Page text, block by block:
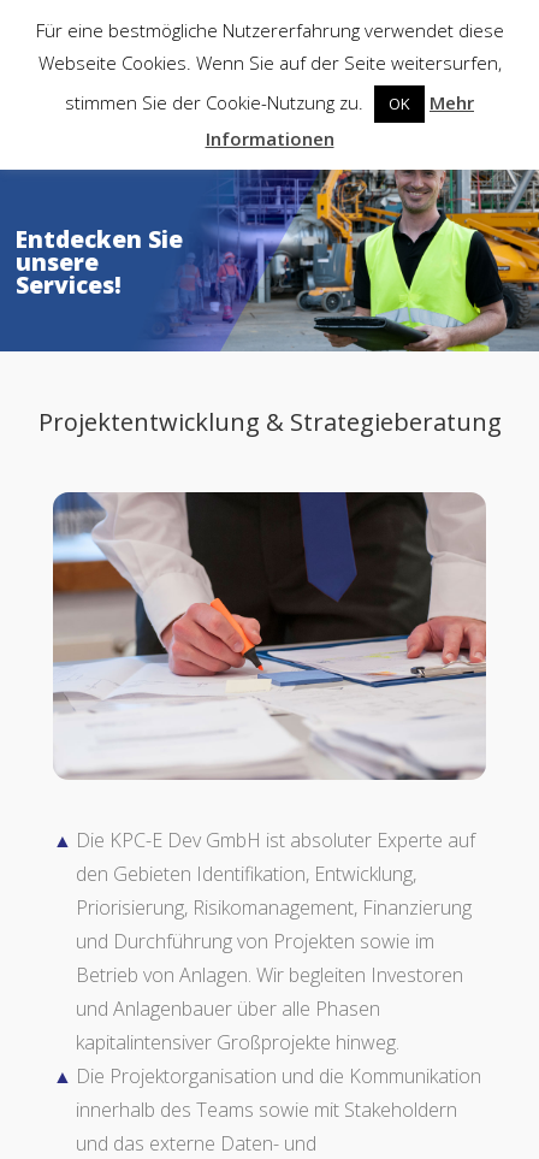
Startseite
Unternehmen
Dienstleistungen
PCTplus
Kontakt
EN
Entdecken Sie
unsere
Services!
Projektentwicklung & Strategieberatung
Die KPC-E Dev GmbH ist absoluter Experte auf
den Gebieten Identifikation, Entwicklung,
Priorisierung, Risikomanagement, Finanzierung
und Durchführung von Projekten sowie im
Betrieb von Anlagen. Wir begleiten Investoren
und Anlagenbauer über alle Phasen
kapitalintensiver Großprojekte hinweg.
Die Projektorganisation und die Kommunikation
innerhalb des Teams sowie mit Stakeholdern
und das externe Daten- und
Für eine bestmögliche Nutzererfahrung verwendet diese
Webseite Cookies. Wenn Sie auf der Seite weitersurfen,
stimmen Sie der Cookie-Nutzung zu.
OK
Mehr
Informationen